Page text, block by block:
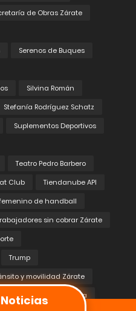
de Obras Zárate
Serenos de Buques
Silvina Román
Stefanía Rodríguez Schatz
Suplementos Deportivos
Teatro Pedro Barbero
Club
Tiendanube API
de handball
sin cobrar Zárate
Trump
y movilidad Zárate
Turismo Carretera